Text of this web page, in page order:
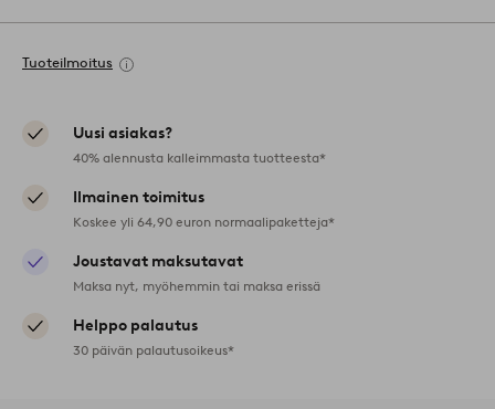
Tuoteilmoitus
Uusi asiakas?
40% alennusta kalleimmasta tuotteesta*
Ilmainen toimitus
Koskee yli 64,90 euron normaalipaketteja*
Joustavat maksutavat
Maksa nyt, myöhemmin tai maksa erissä
Helppo palautus
30 päivän palautusoikeus*